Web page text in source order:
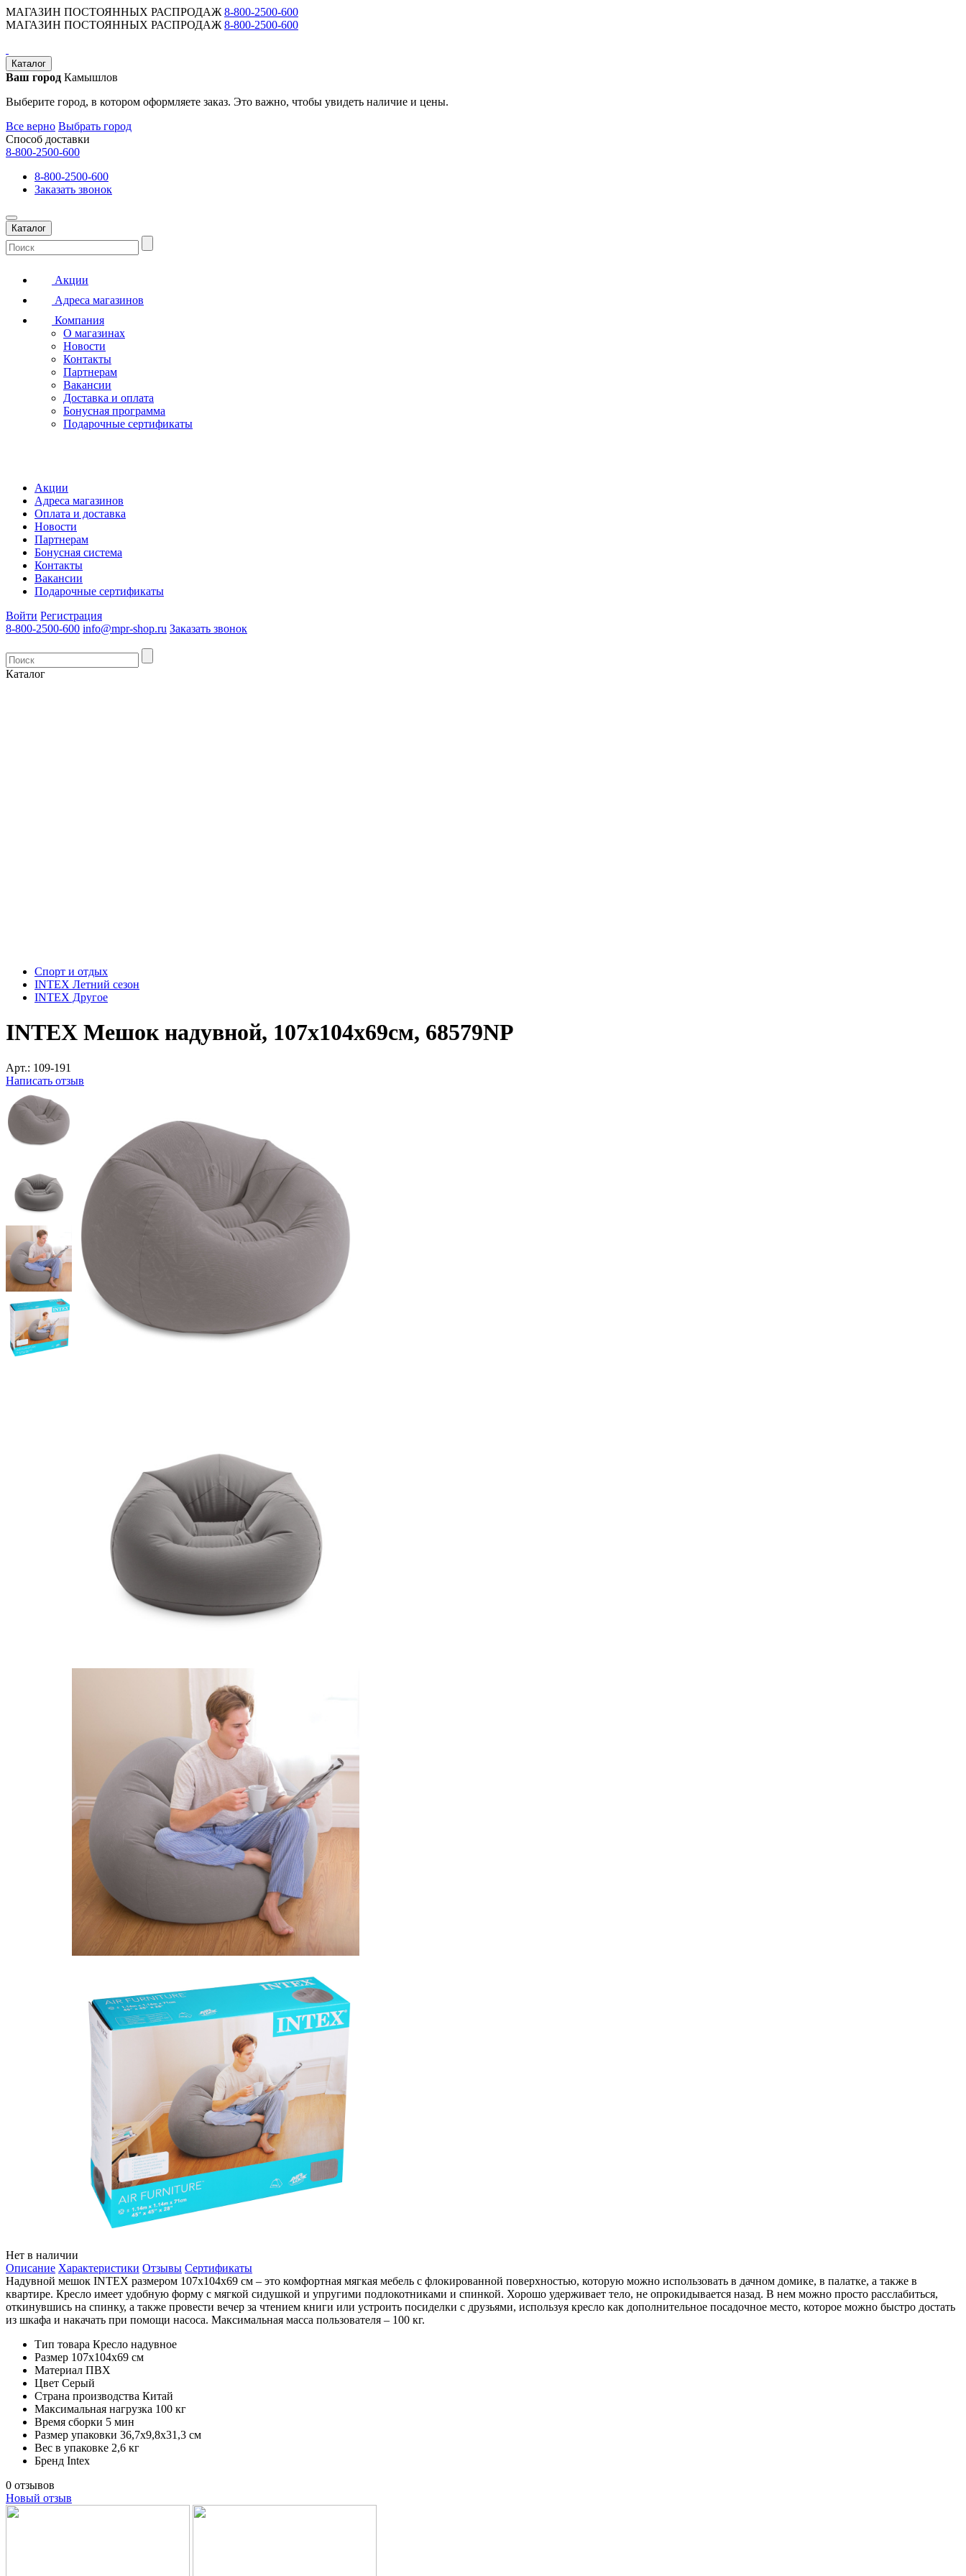
МАГАЗИН ПОСТОЯННЫХ РАСПРОДАЖ 8-800-2500-600
МАГАЗИН ПОСТОЯННЫХ РАСПРОДАЖ 8-800-2500-600
Каталог
Ваш город Камышлов
Выберите город, в котором оформляете заказ. Это важно, чтобы увидеть наличие и цены.
Все верно Выбрать город
Способ доставки
8-800-2500-600
8-800-2500-600
Заказать звонок
Каталог
Акции
Адреса магазинов
Компания
О магазинах
Новости
Контакты
Партнерам
Вакансии
Доставка и оплата
Бонусная программа
Подарочные сертификаты
Акции
Адреса магазинов
Оплата и доставка
Новости
Партнерам
Бонусная система
Контакты
Вакансии
Подарочные сертификаты
Войти Регистрация
8-800-2500-600 info@mpr-shop.ru Заказать звонок
Каталог
Спорт и отдых
INTEX Летний сезон
INTEX Другое
INTEX Мешок надувной, 107х104х69см, 68579NP
Арт.: 109-191
Написать отзыв
Нет в наличии
Описание Характеристики Отзывы Сертификаты
Надувной мешок INTEX размером 107х104х69 см – это комфортная мягкая мебель с флокированной поверхностью, которую можно использовать в дачном домике, в палатке, а также в
квартире. Кресло имеет удобную форму с мягкой сидушкой и упругими подлокотниками и спинкой. Хорошо удерживает тело, не опрокидывается назад. В нем можно просто расслабиться,
откинувшись на спинку, а также провести вечер за чтением книги или устроить посиделки с друзьями, используя кресло как дополнительное посадочное место, которое можно быстро достать
из шкафа и накачать при помощи насоса. Максимальная масса пользователя – 100 кг.
Тип товара Кресло надувное
Размер 107х104х69 см
Материал ПВХ
Цвет Серый
Страна производства Китай
Максимальная нагрузка 100 кг
Время сборки 5 мин
Размер упаковки 36,7х9,8х31,3 см
Вес в упаковке 2,6 кг
Бренд Intex
0 отзывов
Новый отзыв